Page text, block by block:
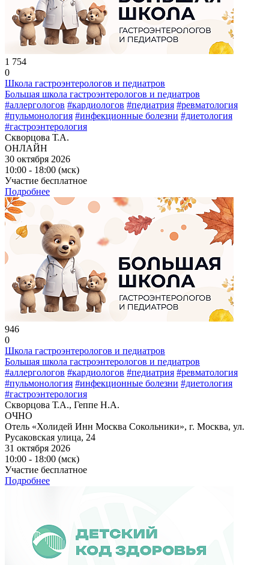
1 754
0
Школа гастроэнтерологов и педиатров
Большая школа гастроэнтерологов и педиатров
#аллергологов #кардиологов #педиатрия #ревматология
#пульмонология #инфекционные болезни #диетология
#гастроэнтерология
Скворцова Т.А.
ОНЛАЙН
30 октября 2026
10:00 - 18:00 (мск)
Участие бесплатное
Подробнее
946
0
Школа гастроэнтерологов и педиатров
Большая школа гастроэнтерологов и педиатров
#аллергологов #кардиологов #педиатрия #ревматология
#пульмонология #инфекционные болезни #диетология
#гастроэнтерология
Скворцова Т.А., Геппе Н.А.
ОЧНО
Отель «Холидей Инн Москва Сокольники», г. Москва, ул.
Русаковская улица, 24
31 октября 2026
10:00 - 18:00 (мск)
Участие бесплатное
Подробнее